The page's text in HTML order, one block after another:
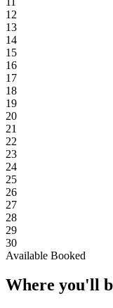
12
13
14
15
16
17
18
19
20
21
22
23
24
25
26
27
28
29
30
Available Booked
Where you'll